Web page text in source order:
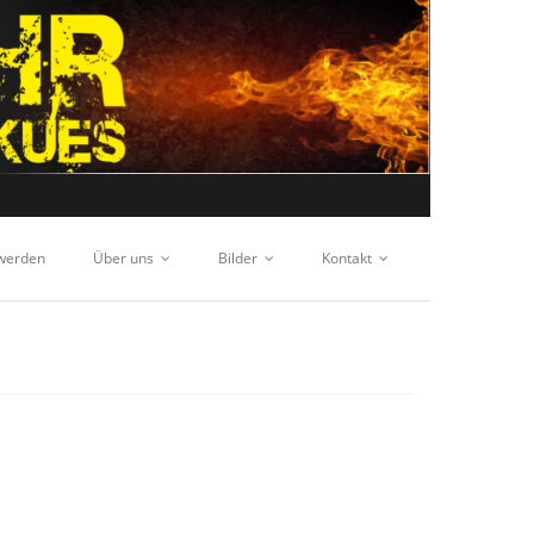
Über uns Bilder Kontakt